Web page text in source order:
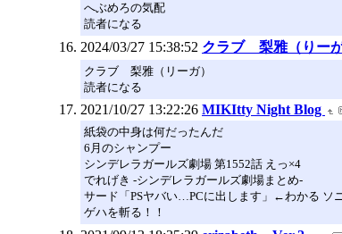
へぶめろの気配
読者になる
2024/03/27 15:38:52 クラブ 梨雅（りーが
クラブ 梨雅（リーガ）
読者になる
2021/10/27 13:22:26 MIKItty Night Blog
紙袋の中身は何だったんだ
6月のシャンプー
シンデレラガールズ劇場 第1552話 えっ×4
でれげき -シンデレラガールズ劇場まとめ-
サード「PSヤバい…PCに出します」←わかる ソ
ゲハを斬る！！